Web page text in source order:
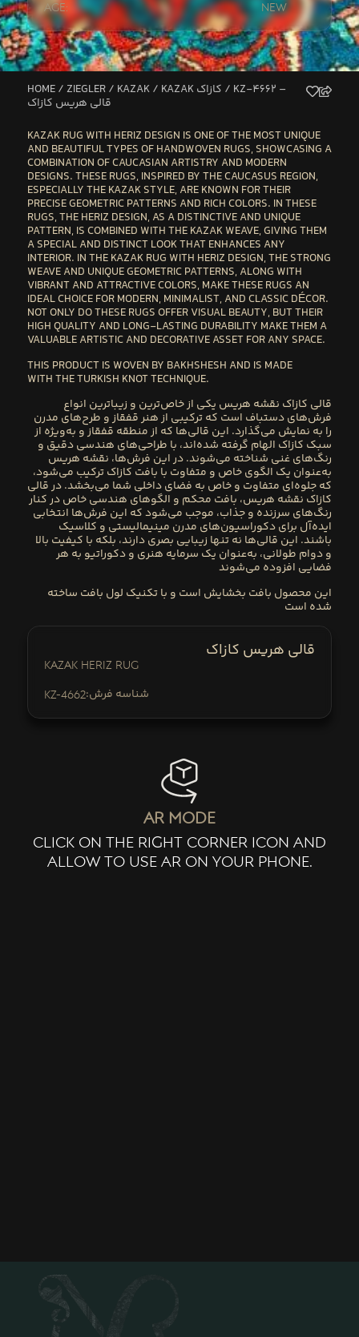
Age: New
HOME/ZIEGLER / KAZAK/ KAZAK کازاک / KZ-4662 –
قالی هریس کازاک
KAZAK RUG WITH HERIZ DESIGN IS ONE OF THE MOST UNIQUE
AND BEAUTIFUL TYPES OF HANDWOVEN RUGS, SHOWCASING A
COMBINATION OFCAUCASIAN ARTISTRY AND MODERN
DESIGNS. THESE RUGS, INSPIRED BY THECAUCASUS REGION,
ESPECIALLY THEKAZAK STYLE, ARE KNOWN FOR THEIR
PRECISE GEOMETRIC PATTERNS AND RICH COLORS. IN THESE
RUGS, THEHERIZ DESIGN, AS A DISTINCTIVE AND UNIQUE
PATTERN, IS COMBINED WITH THEKAZAK WEAVE, GIVING THEM
A SPECIAL AND DISTINCT LOOK THAT ENHANCES ANY
INTERIOR. IN THEKAZAK RUG WITH HERIZ DESIGN, THESTRONG
WEAVEAND UNIQUE GEOMETRIC PATTERNS, ALONG WITH
VIBRANT AND ATTRACTIVE COLORS, MAKE THESE RUGS AN
IDEAL CHOICE FORMODERN, MINIMALIST, ANDCLASSIC DÉCOR.
NOT ONLY DO THESE RUGS OFFER VISUAL BEAUTY, BUT THEIR
HIGH QUALITY AND LONG-LASTING DURABILITY MAKE THEM A
VALUABLE ARTISTIC AND DECORATIVE ASSET FOR ANY SPACE.
THIS PRODUCT IS WOVEN BY BAKHSHESH AND IS MADE
WITH THETURKISH KNOTTECHNIQUE.
قالی کازاک نقشه هریس یکی از خاص‌ترین و زیباترین انواع
فرش‌های دستباف است که ترکیبی ازهنر قفقازو طرح‌های مدرن
را به نمایش می‌گذارد. این قالی‌ها که ازمنطقه قفقازو به‌ویژه از
سبک کازاک الهام گرفته شده‌اند، با طراحی‌های هندسیدقیق و
رنگ‌های غنی شناخته می‌شوند. در این فرش‌ها، نقشه هریس
به‌عنوان یک الگوی خاص و متفاوت با بافت کازاک ترکیب می‌شود،
که جلوه‌ای متفاوت و خاص به فضای داخلی شما می‌بخشد. درقالی
کازاک نقشه هریس، بافت محکم و الگوهای هندسی خاصدر کنار
رنگ‌های سرزنده و جذاب، موجب می‌شود که این فرش‌ها انتخابی
ایده‌آل برای دکوراسیون‌های مدرن مینیمالیستی و کلاسیک
باشند. این قالی‌ها نه تنها زیبایی بصری دارند، بلکه با کیفیت بالا
و دوام طولانی، به‌عنوان یک سرمایه هنری و دکوراتیو به هر
فضایی افزوده می‌شوند
این محصول بافت بخشایش است و باتکنیک لول بافت ساخته
شده است
قالی هریس کازاک
Kazak Heriz Rug
KZ-4662 :شناسه فرش
ar mode
click on the right corner icon and
allow to use ar on your phone.